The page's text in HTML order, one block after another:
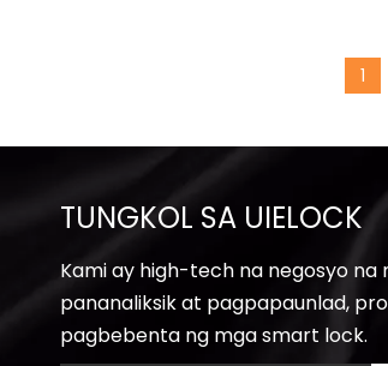
1
TUNGKOL SA UIELOCK
Kami ay high-tech na negosyo na
pananaliksik at pagpapaunlad,
pagbebenta ng mga smart lock.